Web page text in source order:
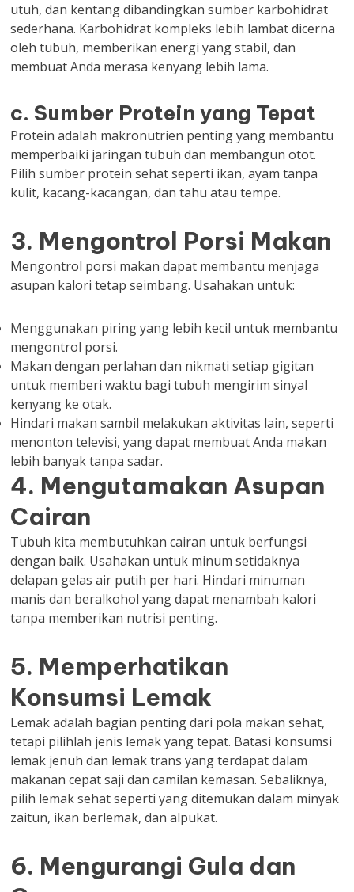
utuh, dan kentang dibandingkan sumber karbohidrat
sederhana. Karbohidrat kompleks lebih lambat dicerna
oleh tubuh, memberikan energi yang stabil, dan
membuat Anda merasa kenyang lebih lama.
c. Sumber Protein yang Tepat
Protein adalah makronutrien penting yang membantu
memperbaiki jaringan tubuh dan membangun otot.
Pilih sumber protein sehat seperti ikan, ayam tanpa
kulit, kacang-kacangan, dan tahu atau tempe.
3. Mengontrol Porsi Makan
Mengontrol porsi makan dapat membantu menjaga
asupan kalori tetap seimbang. Usahakan untuk:
Menggunakan piring yang lebih kecil untuk membantu
mengontrol porsi.
Makan dengan perlahan dan nikmati setiap gigitan
untuk memberi waktu bagi tubuh mengirim sinyal
kenyang ke otak.
Hindari makan sambil melakukan aktivitas lain, seperti
menonton televisi, yang dapat membuat Anda makan
lebih banyak tanpa sadar.
4. Mengutamakan Asupan
Cairan
Tubuh kita membutuhkan cairan untuk berfungsi
dengan baik. Usahakan untuk minum setidaknya
delapan gelas air putih per hari. Hindari minuman
manis dan beralkohol yang dapat menambah kalori
tanpa memberikan nutrisi penting.
5. Memperhatikan
Konsumsi Lemak
Lemak adalah bagian penting dari pola makan sehat,
tetapi pilihlah jenis lemak yang tepat. Batasi konsumsi
lemak jenuh dan lemak trans yang terdapat dalam
makanan cepat saji dan camilan kemasan. Sebaliknya,
pilih lemak sehat seperti yang ditemukan dalam minyak
zaitun, ikan berlemak, dan alpukat.
6. Mengurangi Gula dan